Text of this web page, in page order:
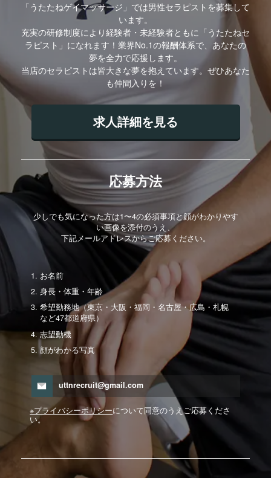
「うたたねゲイマッサージ」では男性セラピストを募集して
います。
充実の研修制度により経験者・未経験者ともに「うたたねセ
ラピスト」になれます！業界No.1の報酬体系で、あなたの
夢を全力で応援します。
当店のセラピストは皆大きな夢を抱えています。ぜひあなた
も仲間入りを！
求人詳細を見る
応募方法
少しでも気になった方は1〜4の必須事項と顔がわかりやす
い画像を添付のうえ、
下記メールアドレスからご応募ください。
お名前
身長・体重・年齢
希望勤務地（東京・大阪・福岡・名古屋・広島・札幌
など47都道府県）
志望動機
顔がわかる写真
uttnrecruit@gmail.com
※プライバシーポリシーについて同意のうえご応募くださ
い。